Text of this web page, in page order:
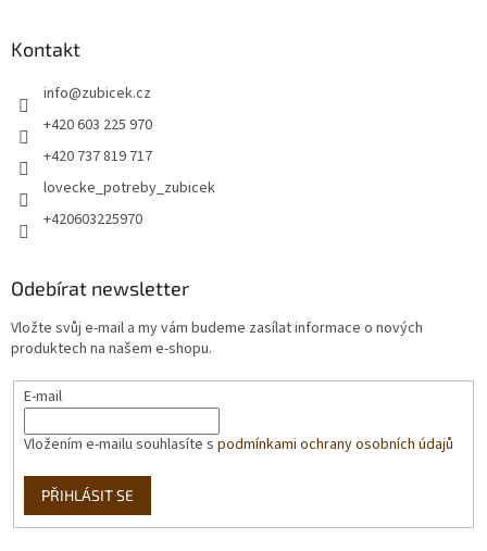
Kontakt
info@zubicek.cz
+420 603 225 970
+420 737 819 717
lovecke_potreby_zubicek
+420603225970
Odebírat newsletter
Vložte svůj e-mail a my vám budeme zasílat informace o nových
produktech na našem e-shopu.
E-mail
Vložením e-mailu souhlasíte s podmínkami ochrany osobních údajů
PŘIHLÁSIT SE